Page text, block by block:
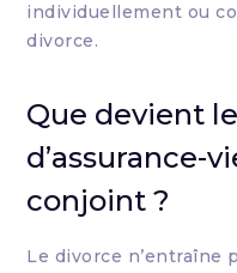
individuellement ou
divorce.
Que devient
d’assurance-
conjoint ?
Le divorce n’entraîne